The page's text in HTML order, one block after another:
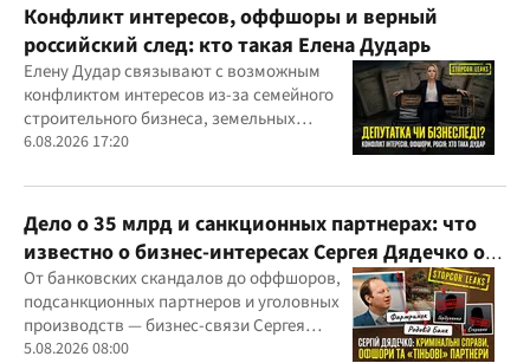
Конфликт интересов, оффшоры и верный
российский след: кто такая Елена Дударь
Елену Дудар связывают с возможным
конфликтом интересов из-за семейного
строительного бизнеса, земельных
скандалов, судебных дел
6.08.2026 17:20
Дело о 35 млрд и санкционных партнерах: что
известно о бизнес-интересах Сергея Дядечко от
"Родовид Банка" до "ФАРМАСЕЛ"
От банковских скандалов до оффшоров,
подсанкционных партнеров и уголовных
производств — бизнес-связи Сергея
Дядечко до сих пор простираются через
5.08.2026 08:00